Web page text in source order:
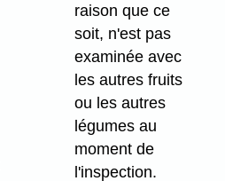
raison que ce
soit, n'est pas
examinée avec
les autres fruits
ou les autres
légumes au
moment de
l'inspection.